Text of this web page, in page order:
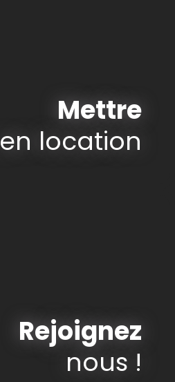
Mettre
en location
Rejoignez
nous !